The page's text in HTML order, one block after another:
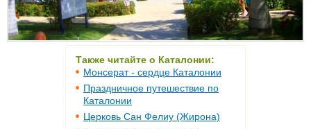
Также читайте о Каталонии:
Монсерат - сердце Каталонии
Праздничное путешествие по
Каталонии
Церковь Сан Фелиу (Жирона)